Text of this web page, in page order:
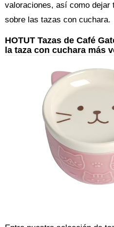
valoraciones, así como dejar
sobre las tazas con cuchara.
HOTUT Tazas de Café
la taza con cuchara más